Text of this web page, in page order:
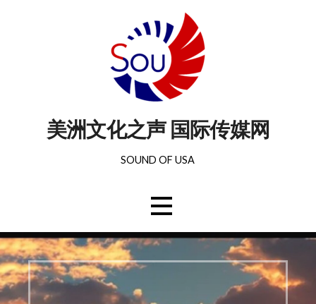
美洲文化之声 国际传媒网
SOUND OF USA